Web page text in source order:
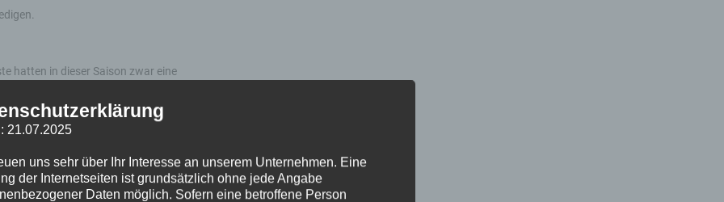
hatten in dieser Saison zwar eine
Riecher für Überraschungen –
Wochen sollten die
gefährlich in das Offensivspiel
eiskalt bestraft: Die Mannschaft lief
21.07.2025
uns sehr über Ihr Interesse an unserem Unternehmen. Eine
der Internetseiten ist grundsätzlich ohne jede Angabe
Daten möglich. Sofern eine betroffene Person